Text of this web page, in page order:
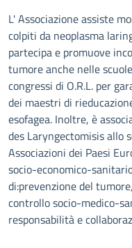
L' Associazione assiste
colpiti da neoplasma
partecipa e promuove
tumore anche nelle
congressi di O.R.L. per
dei maestri di
esofagea. Inoltre, è
des Laryngectomisis allo
Associazioni dei Paesi
socio-economico-
di:prevenzione del
controllo socio-medico-
responsabilità e